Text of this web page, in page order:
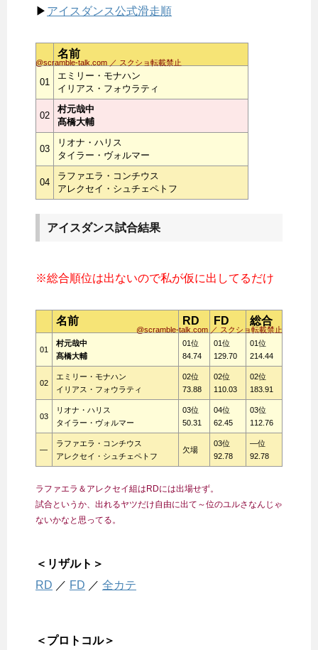
▶ アイスダンス公式滑走順
@scramble-talk.com ／ スクショ転載禁止
名前
01
エミリー・モナハン
イリアス・フォウラティ
02
村元哉中
髙橋大輔
03
リオナ・ハリス
タイラー・ヴォルマー
04
ラファエラ・コンチウス
アレクセイ・シュチェペトフ
アイスダンス試合結果
※総合順位は出ないので私が仮に出してるだけ
@scramble-talk.com ／ スクショ転載禁止
名前 RD FD 総合
01
村元哉中
髙橋大輔
01位
84.74
01位
129.70
01位
214.44
02
エミリー・モナハン
イリアス・フォウラティ
02位
73.88
02位
110.03
02位
183.91
03
リオナ・ハリス
タイラー・ヴォルマー
03位
50.31
04位
62.45
03位
112.76
―
ラファエラ・コンチウス
アレクセイ・シュチェペトフ
欠場
03位
92.78
―位
92.78
ラファエラ＆アレクセイ組はRDには出場せず。
試合というか、出れるヤツだけ自由に出て～位のユルさなんじゃ
ないかなと思ってる。
＜リザルト＞
RD ／ FD ／ 全カテ
＜プロトコル＞